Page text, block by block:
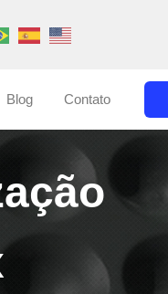
Blog Contato